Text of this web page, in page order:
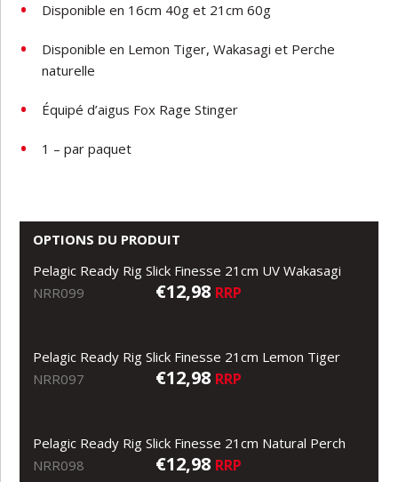
Disponible en 16cm 40g et 21cm 60g
Disponible en Lemon Tiger, Wakasagi et Perche
naturelle
Équipé d’aigus Fox Rage Stinger
1 – par paquet
OPTIONS DU PRODUIT
Pelagic Ready Rig Slick Finesse 21cm UV Wakasagi
NRR099
€12,98 RRP
Pelagic Ready Rig Slick Finesse 21cm Lemon Tiger
NRR097
€12,98 RRP
Pelagic Ready Rig Slick Finesse 21cm Natural Perch
NRR098
€12,98 RRP